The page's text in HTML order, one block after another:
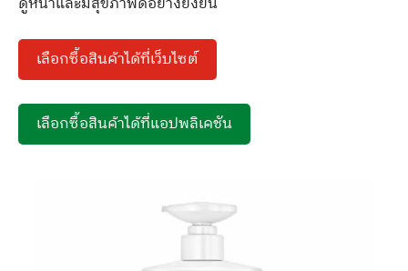
เลือกซื้อสินค้าได้ที่เว็บไซต์
เลือกซื้อสินค้าได้ที่แอปพลิเคชัน